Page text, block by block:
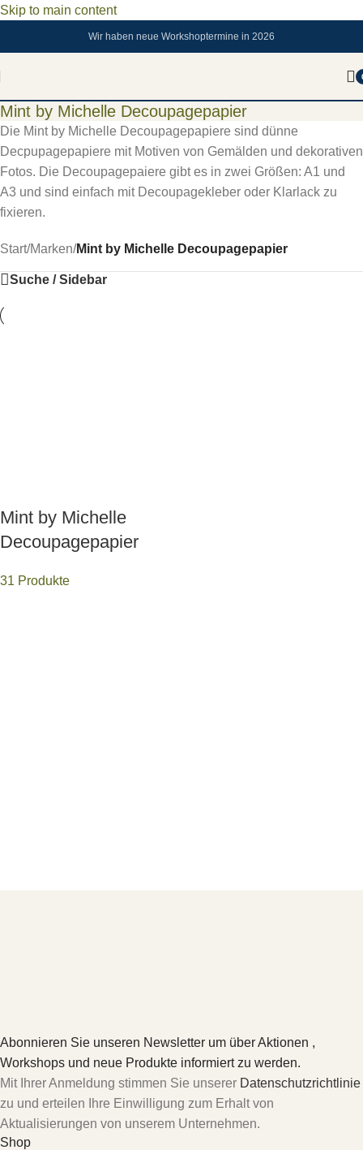
Skip to main content
Wir haben neue Workshoptermine in 2026
Mint by Michelle Decoupagepapier
Die Mint by Michelle Decoupagepapiere sind dünne
Decpupagepapiere mit Motiven von Gemälden und dekorativen
Fotos. Die Decoupagepaiere gibt es in zwei Größen: A1 und
A3 und sind einfach mit Decoupagekleber oder Klarlack zu
fixieren.
Start/Marken/Mint by Michelle Decoupagepapier
Suche / Sidebar
Mint by Michelle
Decoupagepapier
31 Produkte
Abonnieren Sie unseren Newsletter um über Aktionen ,
Workshops und neue Produkte informiert zu werden.
Mit Ihrer Anmeldung stimmen Sie unserer Datenschutzrichtlinie
zu und erteilen Ihre Einwilligung zum Erhalt von
Aktualisierungen von unserem Unternehmen.
Shop